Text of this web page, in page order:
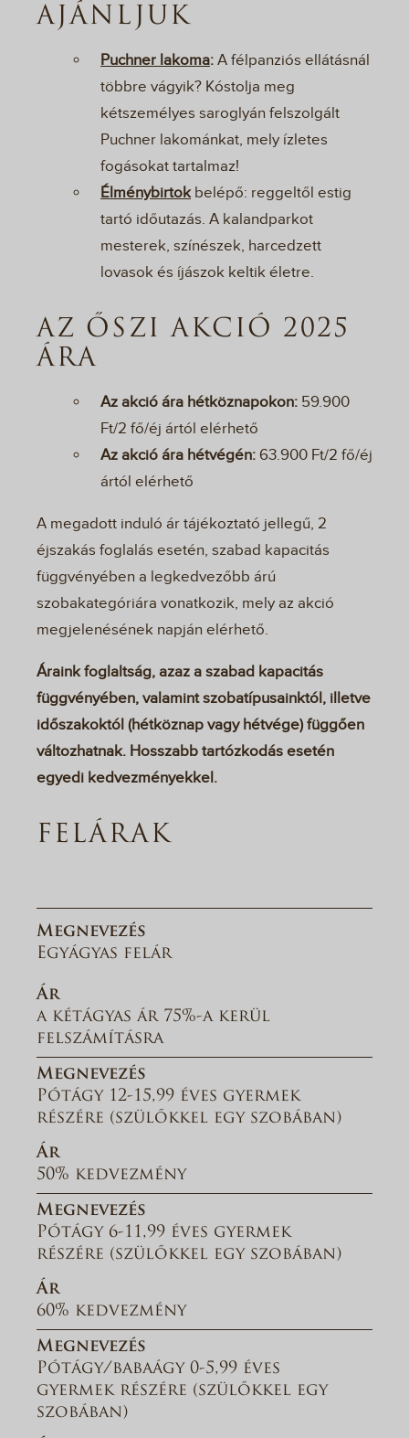
AJÁNLJUK
Puchner lakoma: A félpanziós ellátásnál
többre vágyik? Kóstolja meg
kétszemélyes saroglyán felszolgált
Puchner lakománkat, mely ízletes
fogásokat tartalmaz!
Élménybirtokbelépő: reggeltől estig
tartó időutazás. A kalandparkot
mesterek, színészek, harcedzett
lovasok és íjászok keltik életre.
AZ ŐSZI AKCIÓ 2025
ÁRA
Az akció ára hétköznapokon: 59.900
Ft/2 fő/éj ártól elérhető
Az akció ára hétvégén: 63.900 Ft/2 fő/éj
ártól elérhető
A megadott induló ár tájékoztató jellegű, 2
éjszakás foglalás esetén, szabad kapacitás
függvényében a legkedvezőbb árú
szobakategóriára vonatkozik, mely az akció
megjelenésének napján elérhető.
Áraink foglaltság, azaz a szabad kapacitás
függvényében, valamint szobatípusainktól, illetve
időszakoktól (hétköznap vagy hétvége) függően
változhatnak. Hosszabb tartózkodás esetén
egyedi kedvezményekkel.
FELÁRAK
Megnevezés
Egyágyas felár
Ár
a kétágyas ár 75%-a kerül
felszámításra
Megnevezés
Pótágy 12-15,99 éves gyermek
részére (szülőkkel egy szobában)
Ár
50% kedvezmény
Megnevezés
Pótágy 6-11,99 éves gyermek
részére (szülőkkel egy szobában)
Ár
60% kedvezmény
Megnevezés
Pótágy/babaágy 0-5,99 éves
gyermek részére (szülőkkel egy
szobában)